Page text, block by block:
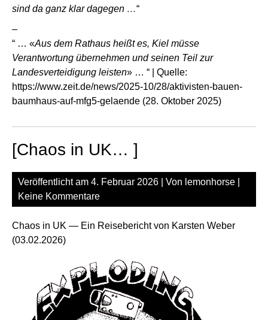
sind da ganz klar dagegen …“
–
“ … «Aus dem Rathaus heißt es, Kiel müsse
Verantwortung übernehmen und seinen Teil zur
Landesverteidigung leisten» … “ | Quelle:
https://www.zeit.de/news/2025-10/28/aktivisten-bauen-
baumhaus-auf-mfg5-gelaende (28. Oktober 2025)
[Chaos in UK… ]
Veröffentlicht am 4. Februar 2026 | Von lemonhorse
Keine Kommentare
Chaos in UK — Ein Reisebericht von Karsten Weber
(03.02.2026)